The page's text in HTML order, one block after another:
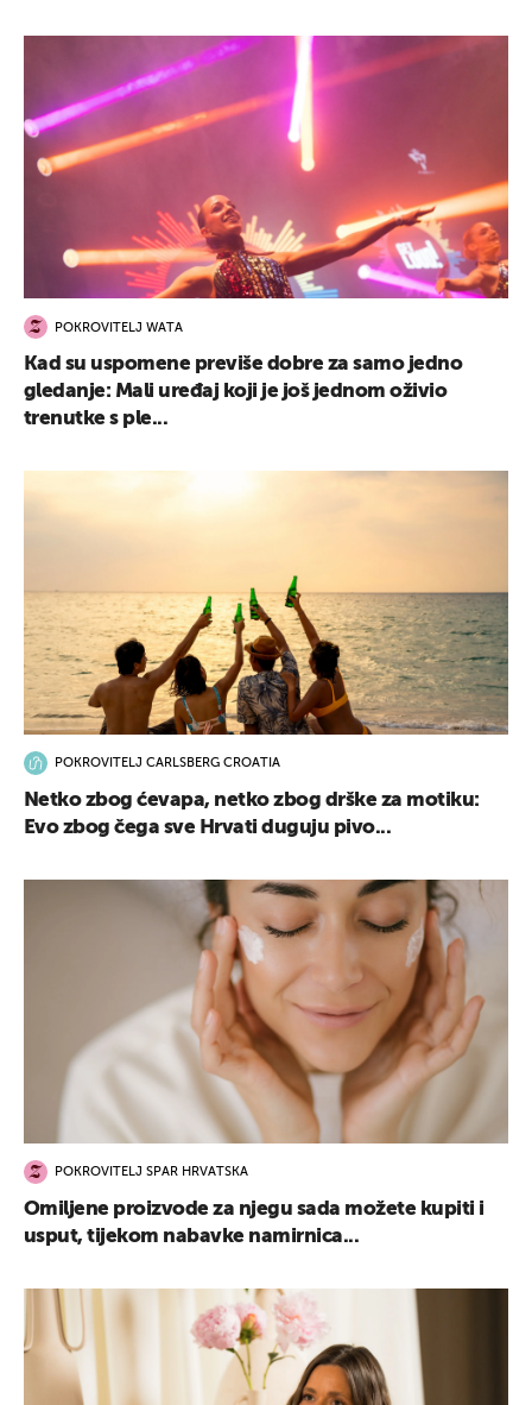
POKROVITELJ WATA
Kad su uspomene previše dobre za samo jedno
gledanje: Mali uređaj koji je još jednom oživio
trenutke s ple...
POKROVITELJ CARLSBERG CROATIA
Netko zbog ćevapa, netko zbog drške za motiku:
Evo zbog čega sve Hrvati duguju pivo...
POKROVITELJ SPAR HRVATSKA
Omiljene proizvode za njegu sada možete kupiti i
usput, tijekom nabavke namirnica...